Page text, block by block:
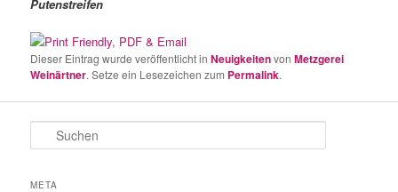
Putenstreifen
Dieser Eintrag wurde veröffentlicht inNeuigkeitenvonMetzgerei
Weinärtner. Setze ein Lesezeichen zum Permalink.
u
h
META